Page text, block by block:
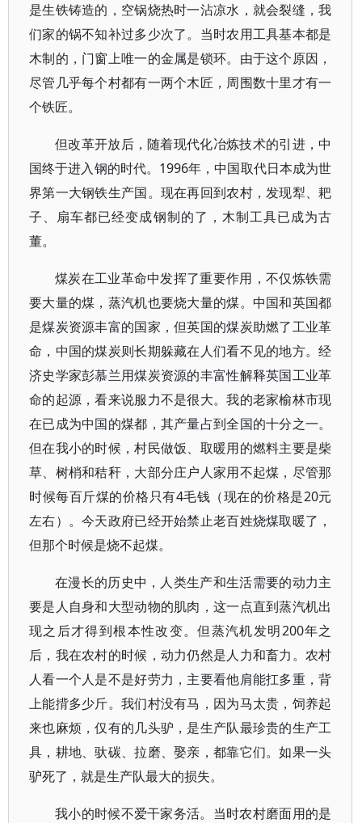
是生铁铸造的，空锅烧热时一沾凉水，就会裂缝，我
们家的锅不知补过多少次了。当时农用工具基本都是
木制的，门窗上唯一的金属是锁环。由于这个原因，
尽管几乎每个村都有一两个木匠，周围数十里才有一
个铁匠。
但改革开放后，随着现代化冶炼技术的引进，中
国终于进入钢的时代。1996年，中国取代日本成为世
界第一大钢铁生产国。现在再回到农村，发现犁、耙
子、扇车都已经变成钢制的了，木制工具已成为古
董。
煤炭在工业革命中发挥了重要作用，不仅炼铁需
要大量的煤，蒸汽机也要烧大量的煤。中国和英国都
是煤炭资源丰富的国家，但英国的煤炭助燃了工业革
命，中国的煤炭则长期躲藏在人们看不见的地方。经
济史学家彭慕兰用煤炭资源的丰富性解释英国工业革
命的起源，看来说服力不是很大。我的老家榆林市现
在已成为中国的煤都，其产量占到全国的十分之一。
但在我小的时候，村民做饭、取暖用的燃料主要是柴
草、树梢和秸秆，大部分庄户人家用不起煤，尽管那
时候每百斤煤的价格只有4毛钱（现在的价格是20元
左右）。今天政府已经开始禁止老百姓烧煤取暖了，
但那个时候是烧不起煤。
在漫长的历史中，人类生产和生活需要的动力主
要是人自身和大型动物的肌肉，这一点直到蒸汽机出
现之后才得到根本性改变。但蒸汽机发明200年之
后，我在农村的时候，动力仍然是人力和畜力。农村
人看一个人是不是好劳力，主要看他肩能扛多重，背
上能揹多少斤。我们村没有马，因为马太贵，饲养起
来也麻烦，仅有的几头驴，是生产队最珍贵的生产工
具，耕地、驮碳、拉磨、娶亲，都靠它们。如果一头
驴死了，就是生产队最大的损失。
我小的时候不爱干家务活。当时农村磨面用的是